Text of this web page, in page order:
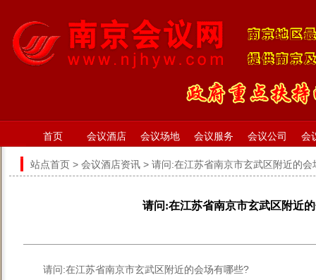
首页 会议酒店 会议场地 会议服务 会议公司 会
站点首页 > 会议酒店资讯 > 请问:在江苏省南京市玄武区附近的会
请问:在江苏省南京市玄武区附近
请问:在江苏省南京市玄武区附近的会场有哪些?